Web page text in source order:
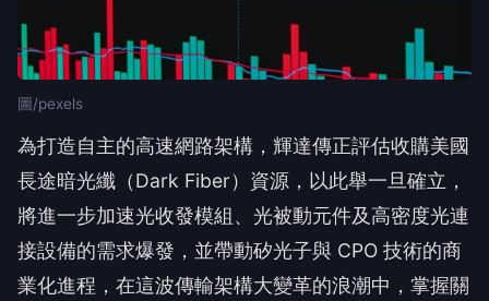
圖/pexels
為打造自主的高速網路架構，輝達傳正評估收購美國
長途暗光纖（Dark Fiber）資源，以此舉一旦確立，
將進一步加速光收發模組、光被動元件及高密度光連
接設備的需求爆發，並帶動矽光子與 CPO 技術的商
業化進程，在這波傳輸架構大變革的浪潮中，掌握關